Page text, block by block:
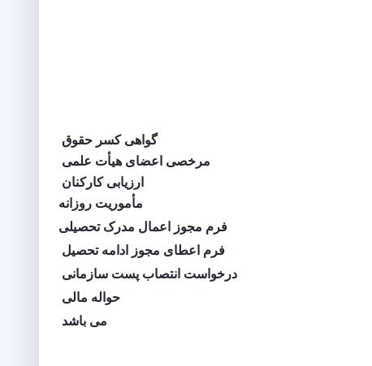
گواهی کسر حقوق
مرخصی اعضای هیأت علمی
ارزیابی کارکنان
مأموریت روزانه
فرم مجوز اعمال مدرک تحصیلی
فرم اعطای مجوز ادامه تحصیل
درخواست انتصاب پست سازمانی
حواله مالی
می باشد